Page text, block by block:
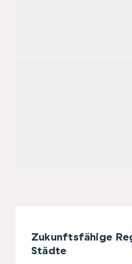
Zukunftsfähige
Städte